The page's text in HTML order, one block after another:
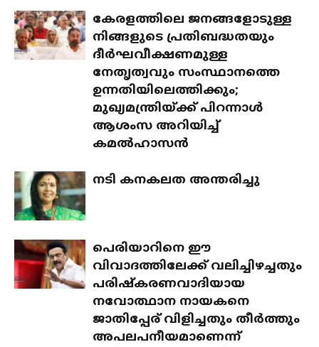
കേരളത്തിലെ ജനങ്ങളോടുള്ള
നിങ്ങളുടെ പ്രതിബദ്ധതയും
ദീര്‍ഘവീക്ഷണമുള്ള
നേതൃത്വവും സംസ്ഥാനത്തെ
ഉന്നതിയിലെത്തിക്കും;
മുഖ്യമന്ത്രിയ്ക്ക് പിറന്നാള്‍
ആശംസ അറിയിച്ച്
കമല്‍ഹാസന്‍
നടി കനകലത അന്തരിച്ചു
പെരിയാറിനെ ഈ
വിവാദത്തിലേക്ക് വലിച്ചിഴച്ചതും
പരിഷ്‌കരണവാദിയായ
നവോത്ഥാന നായകനെ
ജാതിപ്പേര് വിളിച്ചതും തീര്‍ത്തും
അപലപനീയമാണെന്ന്